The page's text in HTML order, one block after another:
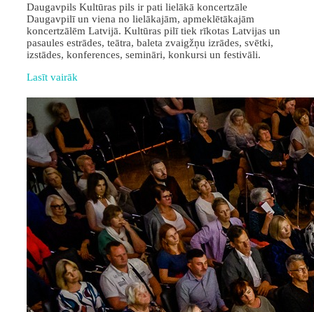
Daugavpils Kultūras pils ir pati lielākā koncertzāle
Daugavpilī un viena no lielākajām, apmeklētākajām
koncertzālēm Latvijā. Kultūras pilī tiek rīkotas Latvijas un
pasaules estrādes, teātra, baleta zvaigžņu izrādes, svētki,
izstādes, konferences, semināri, konkursi un festivāli.
Lasīt vairāk